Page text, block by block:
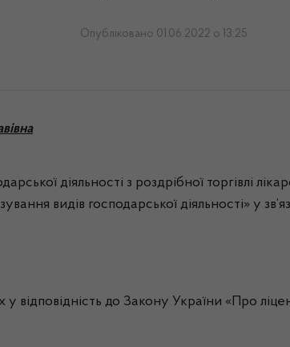
Опубліковано 01.06.2022 о 13:25
діяльності з роздрібної торгівлі
видів господарської діяльності» у
до Закону України «Про